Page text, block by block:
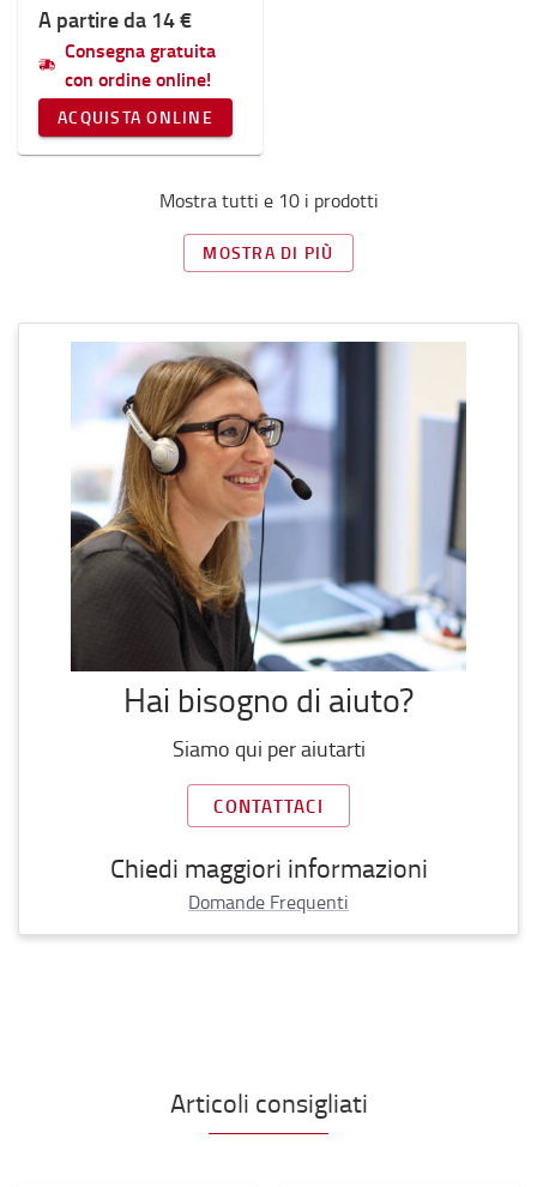
A partire da 14 €
Consegna gratuita
con ordine online!
ACQUISTA ONLINE
Mostra tutti e 10 i prodotti
MOSTRA DI PIÙ
Hai bisogno di aiuto?
Siamo qui per aiutarti
CONTATTACI
Chiedi maggiori informazioni
Domande Frequenti
Articoli consigliati